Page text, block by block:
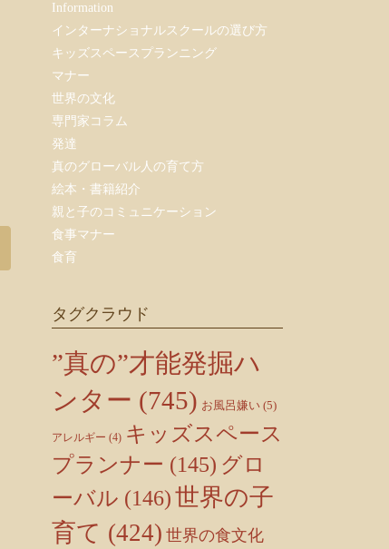
Information
インターナショナルスクールの選び方
キッズスペースプランニング
マナー
世界の文化
専門家コラム
発達
真のグローバル人の育て方
絵本・書籍紹介
親と子のコミュニケーション
食事マナー
食育
タグクラウド
”真の”才能発掘ハ
ンター (745) お風呂嫌い (5)
アレルギー (4) キッズスペース
プランナー (145) グロ
ーバル (146)世界の子
育て (424) 世界の食文化